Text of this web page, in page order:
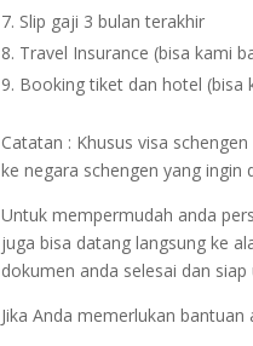
Slip gaji 3 bulan terakhir
Travel Insurance (bisa kami
Booking tiket dan hotel (bisa
Catatan : Khusus visa
ke negara schengen yang ingin
Untuk mempermudah anda
juga bisa datang langsung ke
dokumen anda selesai dan siap
Jika Anda memerlukan